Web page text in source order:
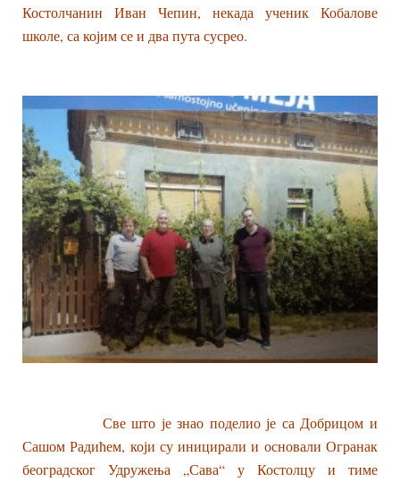
Костолчанин Иван Чепин, некада ученик Кобалове
школе, са којим се и два пута сусрео.
Све што је знао поделио је са Добрицом и
Сашом Радићем, који су иницирали и основали Огранак
београдског Удружења „Сава“ у Костолцу и тиме